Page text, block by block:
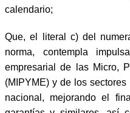
calendario;
Que, el literal c) del
norma, contempla
empresarial de las Micro,
(MIPYME) y de los
nacional, mejorando el